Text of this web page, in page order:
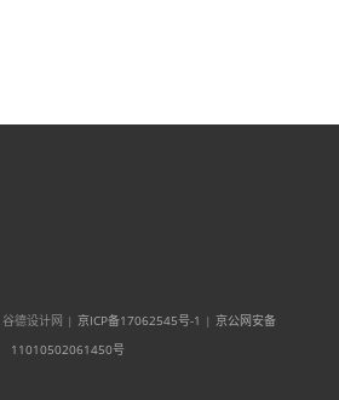
德设计网 | 京ICP备17062545号-1 | 京公网安备
11010502061450号